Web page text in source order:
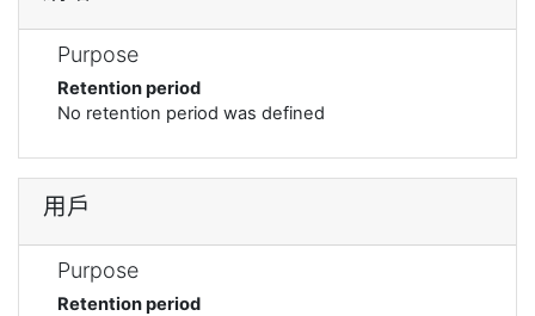
Purpose
Retention period
No retention period was defined
用戶
Purpose
Retention period